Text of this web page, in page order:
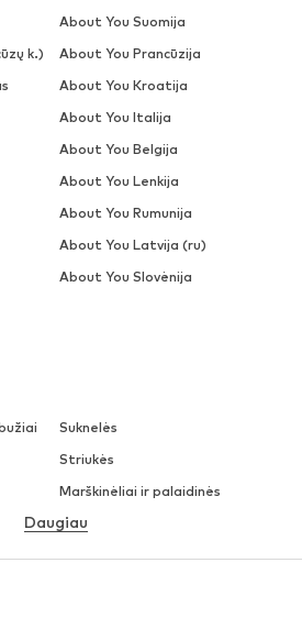
Suknelės
Striukės
Marškinėliai ir palaidinės
Apatiniai
Palaidinės ir tunikos
Daugiau
About You Suomija
k.)
About You Prancūzija
About You Kroatija
About You Italija
About You Belgija
About You Lenkija
About You Rumunija
About You Latvija (ru)
About You Slovėnija